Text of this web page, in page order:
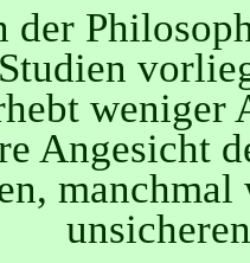
der
Angesicht